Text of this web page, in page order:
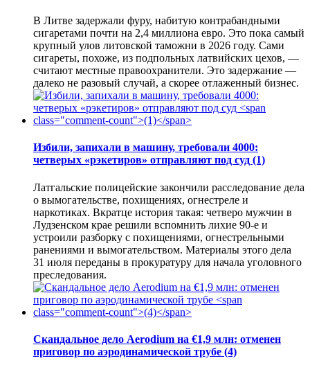
В Литве задержали фуру, набитую контрабандными
сигаретами почти на 2,4 миллиона евро. Это пока самый
крупный улов литовской таможни в 2026 году. Сами
сигареты, похоже, из подпольных латвийских цехов, —
считают местные правоохранители. Это задержание —
далеко не разовый случай, а скорее отлаженный бизнес.
Избили, запихали в машину, требовали 4000:
четверых «рэкетиров» отправляют под суд (1)
Латгальские полицейские закончили расследование дела
о вымогательстве, похищениях, огнестреле и
наркотиках. Вкратце история такая: четверо мужчин в
Лудзенском крае решили вспомнить лихие 90-е и
устроили разборку с похищениями, огнестрельными
ранениями и вымогательством. Материалы этого дела
31 июля переданы в прокуратуру для начала уголовного
преследования.
Скандальное дело Aerodium на €1,9 млн: отменен
приговор по аэродинамической трубе (4)